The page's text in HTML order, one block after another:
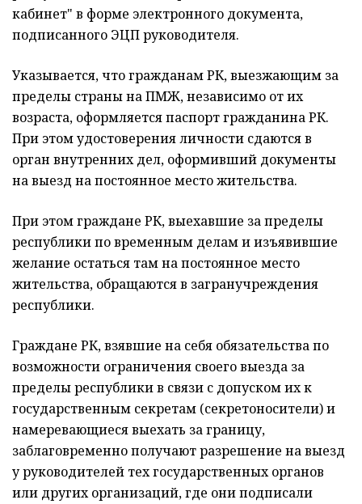
кабинет" в форме электронного документа,
подписанного ЭЦП руководителя.
Указывается, что гражданам РК, выезжающим за
пределы страны на ПМЖ, независимо от их
возраста, оформляется паспорт гражданина РК.
При этом удостоверения личности сдаются в
орган внутренних дел, оформивший документы
на выезд на постоянное место жительства.
При этом граждане РК, выехавшие за пределы
республики по временным делам и изъявившие
желание остаться там на постоянное место
жительства, обращаются в загранучреждения
республики.
Граждане РК, взявшие на себя обязательства по
возможности ограничения своего выезда за
пределы республики в связи с допуском их к
государственным секретам (секретоносители) и
намеревающиеся выехать за границу,
заблаговременно получают разрешение на выезд
у руководителей тех государственных органов
или других организаций, где они подписали